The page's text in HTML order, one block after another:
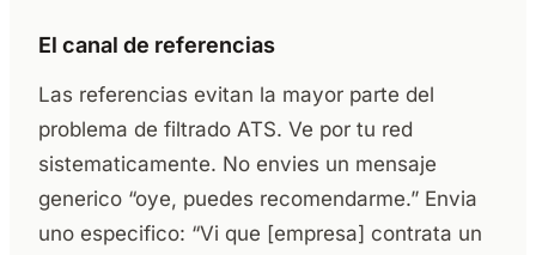
El canal de referencias
Las referencias evitan la mayor parte del
problema de filtrado ATS. Ve por tu red
sistematicamente. No envies un mensaje
generico “oye, puedes recomendarme.” Envia
uno especifico: “Vi que [empresa] contrata un